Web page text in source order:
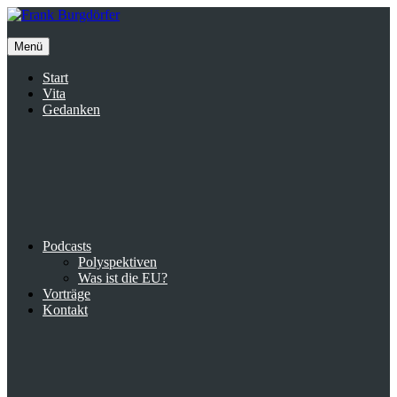
Inhalte
Menü
Start
Vita
Gedanken
Podcasts
Polyspektiven
Was ist die EU?
Vorträge
Kontakt